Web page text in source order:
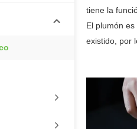
tiene la
El plumón
existido, por